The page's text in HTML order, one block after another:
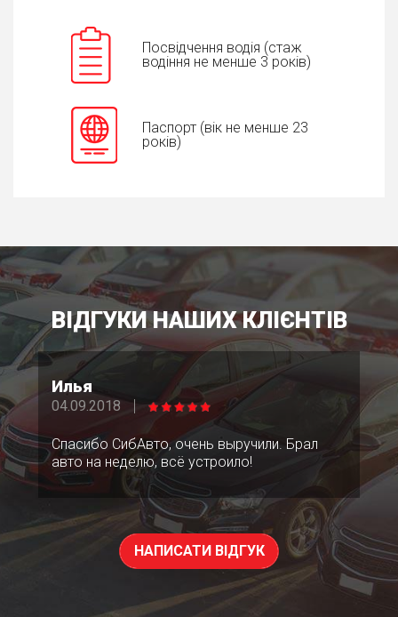
Посвідчення водія (стаж
водіння не менше 3 років)
Паспорт (вік не менше 23
років)
ВІДГУКИ НАШИХ КЛІЄНТІВ
Илья
04.09.2018
Спасибо СибАвто, очень выручили. Брал
авто на неделю, всё устроило!
НАПИСАТИ ВІДГУК